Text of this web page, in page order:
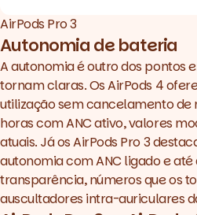
AirPods Pro 3
Autonomia de bateria
A autonomia é outro dos pontos
tornam claras. Os AirPods 4
utilização sem cancelamento de
horas com ANC ativo, valores
atuais. Já os AirPods Pro 3
autonomia com ANC ligado e
transparência, números que os
auscultadores intra-auriculares